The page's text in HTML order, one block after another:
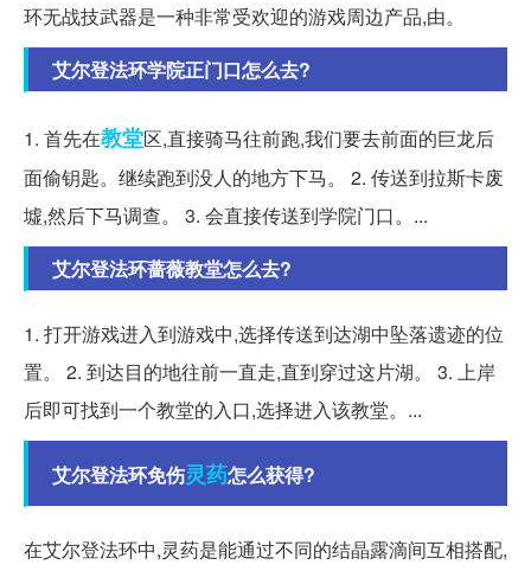
环无战技武器是一种非常受欢迎的游戏周边产品,由。
艾尔登法环学院正门口怎么去?
1. 首先在教堂区,直接骑马往前跑,我们要去前面的巨龙后
面偷钥匙。继续跑到没人的地方下马。 2. 传送到拉斯卡废
墟,然后下马调查。 3. 会直接传送到学院门口。...
艾尔登法环蔷薇教堂怎么去?
1. 打开游戏进入到游戏中,选择传送到达湖中坠落遗迹的位
置。 2. 到达目的地往前一直走,直到穿过这片湖。 3. 上岸
后即可找到一个教堂的入口,选择进入该教堂。...
艾尔登法环免伤灵药怎么获得?
在艾尔登法环中,灵药是能通过不同的结晶露滴间互相搭配,